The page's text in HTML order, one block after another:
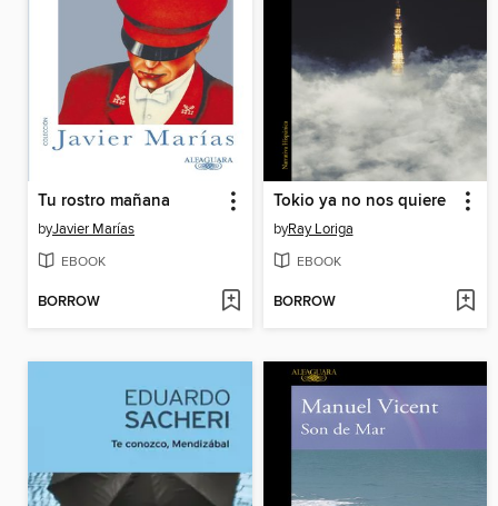
Tu rostro mañana
byJavier Marías
EBOOK
BORROW
Tokio ya no nos quiere
byRay Loriga
EBOOK
BORROW